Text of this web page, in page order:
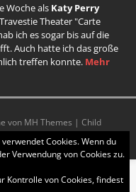
Woche als Katy Perry
Theater "Carte
ich es sogar bis auf die
Auch hatte ich das große
treffen konnte. Mehr
von MH Themes | Child
Cookies. Wenn du
Verwendung von Cookies zu.
Kontrolle von Cookies, findest